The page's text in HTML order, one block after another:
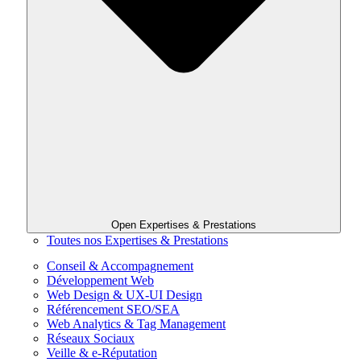
Open Expertises & Prestations
Toutes nos Expertises & Prestations
Conseil & Accompagnement
Développement Web
Web Design & UX-UI Design
Référencement SEO/SEA
Web Analytics & Tag Management
Réseaux Sociaux
Veille & e-Réputation